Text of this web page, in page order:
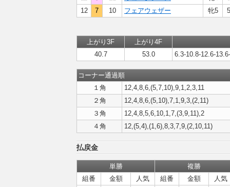
12
7 10 フェアウェザー 牝5
上がり3F
上がり4F
40.7
53.0 6.3-10.8-12.6-
コーナー通過順
１角
12,4,8,6,(5,7,10),9,1,2,3,11
２角
12,4,8,6,(5,10),7,1,9,3,(2,11)
３角
12,4,8,5,6,10,1,7,(3,9,11),2
４角
12,(5,4),(1,6),8,3,7,9,(2,10,11)
払戻金
単勝
複勝
組番
金額 人気 組番 金額
人気